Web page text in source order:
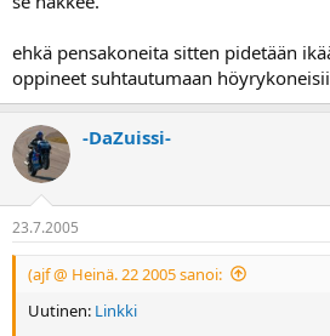
ehkä pensakoneita sitten pidetään
oppineet suhtautumaan
-DaZuissi-
23.7.2005
(ajf @ Heinä. 22 2005 sanoi:
Uutinen: Linkki